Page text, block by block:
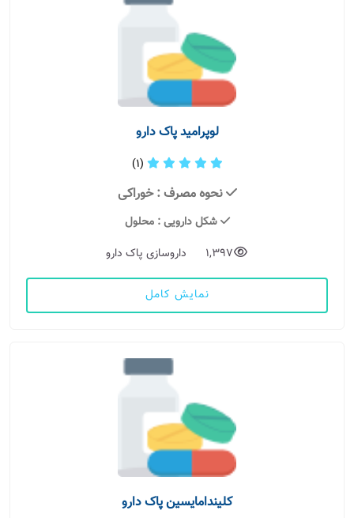
لوپرامید پاک دارو
(1)
نحوه مصرف : خوراکی
شکل دارویی: محلول
1,397
داروسازی پاک دارو
نمایش کامل
کلیندامایسین پاک دارو